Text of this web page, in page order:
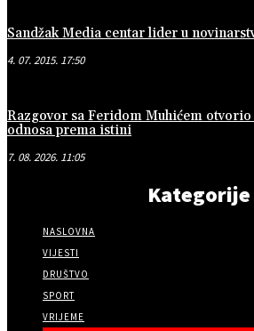
Sandžak Media centar lider u
4. 07. 2015. 17:50
Razgovor sa Feridom Muhićem
odnosa prema istini
7. 08. 2026. 11:05
Kategorije
NASLOVNA
VIJESTI
DRUŠTVO
SPORT
VRIJEME